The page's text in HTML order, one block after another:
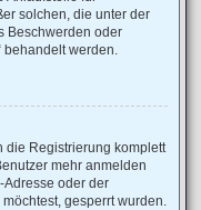
solchen, die unter der
Beschwerden oder
behandelt werden.
die Registrierung komplett
mehr anmelden
Adresse oder der
gesperrt wurden.